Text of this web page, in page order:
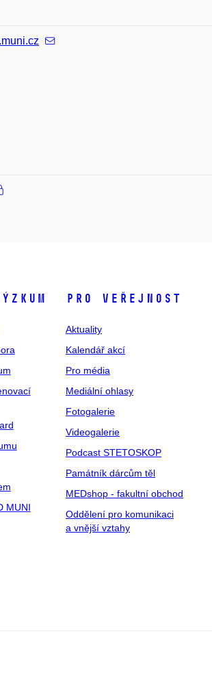
MUNI
Pro veřejnost
Aktuality
Kalendář akcí
Pro média
Mediální ohlasy
Fotogalerie
Videogalerie
Podcast STETOSKOP
Památník dárcům těl
MEDshop - fakultní obchod
Oddělení pro komunikaci
a vnější vztahy